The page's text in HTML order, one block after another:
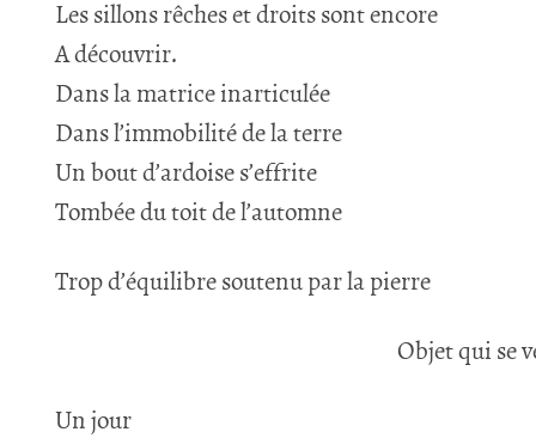
Les sillons rêches et droits sont encore
A découvrir.
Dans la matrice inarticulée
Dans l’immobilité de la terre
Un bout d’ardoise s’effrite
Tombée du toit de l’automne
Trop d’équilibre soutenu par la pierre
Objet qui se
Un jour